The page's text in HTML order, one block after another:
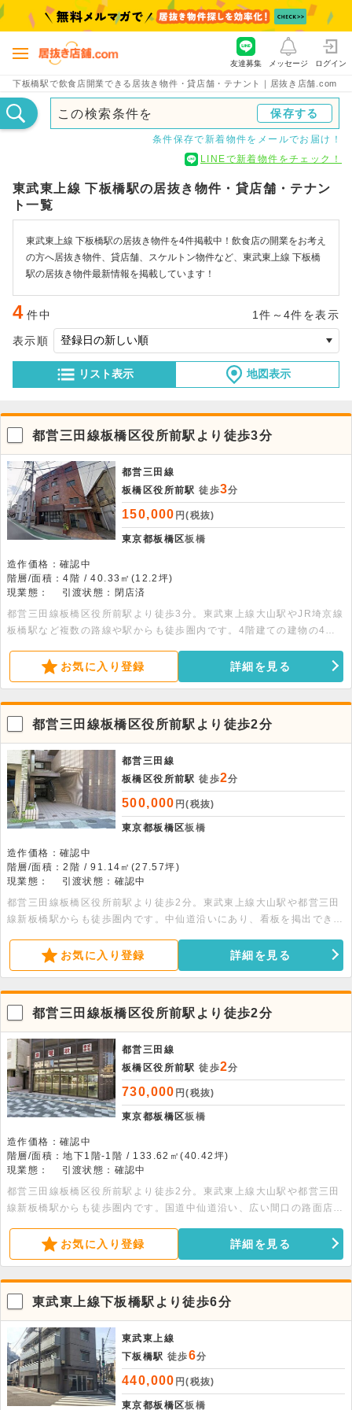
下板橋駅で飲食店開業できる居抜き物件・貸店舗・テナント｜居抜き店舗.com
友達募集 メッセージ ログイン
この検索条件を 保存する
条件保存で新着物件をメールでお届け！
LINEで新着物件をチェック！
東武東上線 下板橋駅の居抜き物件・貸店舗・テナン
ト一覧
東武東上線 下板橋駅の居抜き物件を4件掲載中！飲食店の開業をお考え
の方へ居抜き物件、貸店舗、スケルトン物件など、東武東上線 下板橋
駅の居抜き物件最新情報を掲載しています！
4 件中 1件～4件を表示
リスト表示 地図表示
表示順
都営三田線板橋区役所前駅より徒歩3分
都営三田線
板橋区役所前駅 徒歩3分
150,000 円(税抜)
東京都板橋区板橋
造作価格：確認中
階層/面積：4階 / 40.33㎡(12.2坪)
現業態：
引渡状態：閉店済
都営三田線板橋区役所前駅より徒歩3分。東武東上線大山駅やJR埼京線
板橋駅など複数の路線や駅からも徒歩圏内です。4階建ての建物の4階
お気に入り登録 詳細を見る
都営三田線板橋区役所前駅より徒歩2分
都営三田線
板橋区役所前駅 徒歩2分
500,000 円(税抜)
東京都板橋区板橋
造作価格：確認中
階層/面積：2階 / 91.14㎡(27.57坪)
現業態：
引渡状態：確認中
都営三田線板橋区役所前駅より徒歩2分。東武東上線大山駅や都営三田
線新板橋駅からも徒歩圏内です。中仙道沿いにあり、看板を掲出できま
お気に入り登録 詳細を見る
都営三田線板橋区役所前駅より徒歩2分
都営三田線
板橋区役所前駅 徒歩2分
730,000 円(税抜)
東京都板橋区板橋
造作価格：確認中
階層/面積：地下1階-1階 / 133.62㎡(40.42坪)
現業態：
引渡状態：確認中
都営三田線板橋区役所前駅より徒歩2分。東武東上線大山駅や都営三田
線新板橋駅からも徒歩圏内です。国道中仙道沿い、広い間口の路面店舗
（24.37坪）お気に入り登録 詳細を見る
東武東上線下板橋駅より徒歩6分
東武東上線
下板橋駅 徒歩6分
440,000 円(税抜)
東京都板橋区板橋